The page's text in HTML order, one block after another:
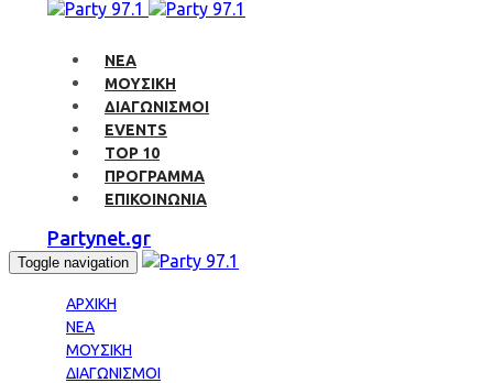
ΝΕΑ
ΜΟΥΣΙΚΗ
ΔΙΑΓΩΝΙΣΜΟΙ
EVENTS
TOP 10
ΠΡΟΓΡΑΜΜΑ
ΕΠΙΚΟΙΝΩΝΙΑ
Partynet.gr
Toggle navigation
ΑΡΧΙΚΗ
ΝΕΑ
ΜΟΥΣΙΚΗ
ΔΙΑΓΩΝΙΣΜΟΙ